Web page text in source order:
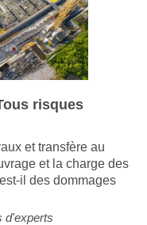
risques
et transfère au
et la charge des
il des dommages
d'experts